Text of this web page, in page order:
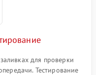
для проверки
Тестирование